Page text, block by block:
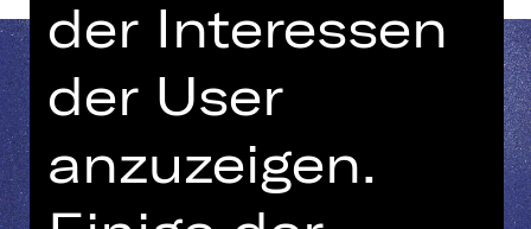
der Interessen
der User
anzuzeigen.